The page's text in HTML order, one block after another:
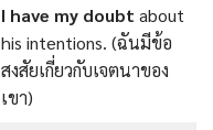
I have my doubt about
his intentions. (ฉันมีข้อ
สงสัยเกี่ยวกับเจตนาของ
เขา)